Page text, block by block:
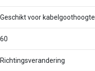
Geschikt voor kabelgoothoogte
60
Richtingsverandering